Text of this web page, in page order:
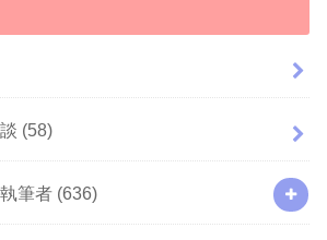
(58)
筆者 (636)